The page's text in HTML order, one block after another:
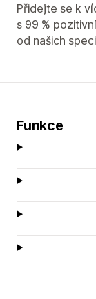
Přidejte se k
s 99 %
od našich
Funkce